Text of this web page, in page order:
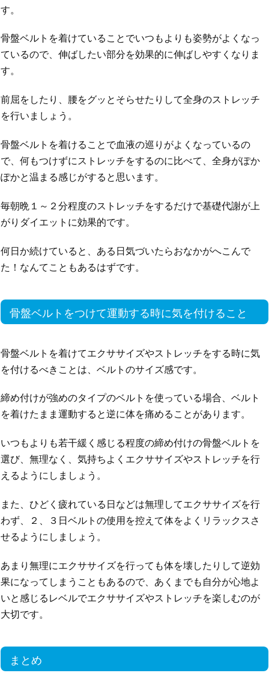
す。
骨盤ベルトを着けていることでいつもよりも姿勢がよくなっ
ているので、伸ばしたい部分を効果的に伸ばしやすくなりま
す。
前屈をしたり、腰をグッとそらせたりして全身のストレッチ
を行いましょう。
骨盤ベルトを着けることで血液の巡りがよくなっているの
で、何もつけずにストレッチをするのに比べて、全身がぽか
ぽかと温まる感じがすると思います。
毎朝晩１～２分程度のストレッチをするだけで基礎代謝が上
がりダイエットに効果的です。
何日か続けていると、ある日気づいたらおなかがへこんで
た！なんてこともあるはずです。
骨盤ベルトをつけて運動する時に気を付けること
骨盤ベルトを着けてエクササイズやストレッチをする時に気
を付けるべきことは、ベルトのサイズ感です。
締め付けが強めのタイプのベルトを使っている場合、ベルト
を着けたまま運動すると逆に体を痛めることがあります。
いつもよりも若干緩く感じる程度の締め付けの骨盤ベルトを
選び、無理なく、気持ちよくエクササイズやストレッチを行
えるようにしましょう。
また、ひどく疲れている日などは無理してエクササイズを行
わず、２、３日ベルトの使用を控えて体をよくリラックスさ
せるようにしましょう。
あまり無理にエクササイズを行っても体を壊したりして逆効
果になってしまうこともあるので、あくまでも自分が心地よ
いと感じるレベルでエクササイズやストレッチを楽しむのが
大切です。
まとめ